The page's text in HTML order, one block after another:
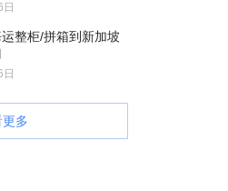
整柜/拼箱到新加坡
多